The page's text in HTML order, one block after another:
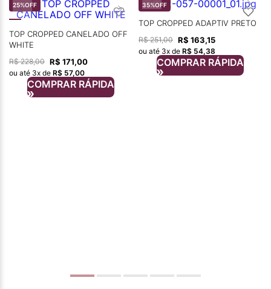
25%OFF
TOP CROPPED CANELADO OFF
WHITE
R$ 228,00 R$ 171,00
ou até 3x de R$ 57,00
COMPRAR RÁPIDA
35%OFF
TOP CROPPED ADAPTIV PRETO
R$ 251,00 R$ 163,15
ou até 3x de R$ 54,38
COMPRAR RÁPIDA